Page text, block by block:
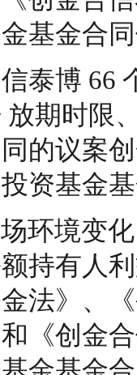
基金合
泰博 66
放期时限
的议案
资基金
持有人
法》、
《创金